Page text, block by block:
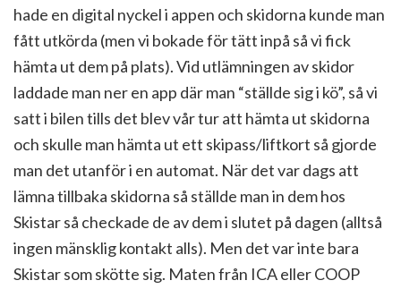
hade en digital nyckel i appen och skidorna kunde man
fått utkörda (men vi bokade för tätt inpå så vi fick
hämta ut dem på plats). Vid utlämningen av skidor
laddade man ner en app där man “ställde sig i kö”, så vi
satt i bilen tills det blev vår tur att hämta ut skidorna
och skulle man hämta ut ett skipass/liftkort så gjorde
man det utanför i en automat. När det var dags att
lämna tillbaka skidorna så ställde man in dem hos
Skistar så checkade de av dem i slutet på dagen (alltså
ingen mänsklig kontakt alls). Men det var inte bara
Skistar som skötte sig. Maten från ICA eller COOP